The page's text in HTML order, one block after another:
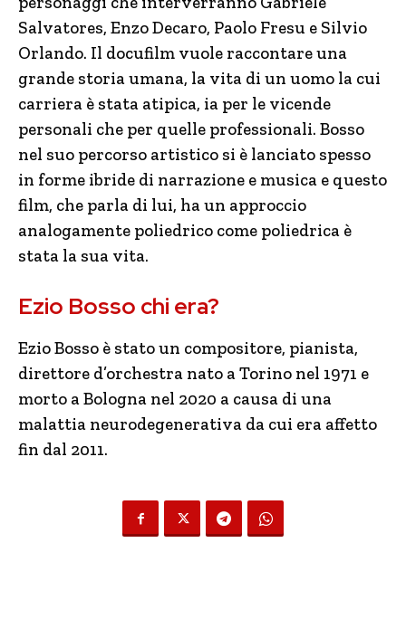
Salvatores, Enzo Decaro, Paolo Fresu e Silvio
Orlando. Il docufilm vuole raccontare una
grande storia umana, la vita di un uomo la cui
carriera è stata atipica, ia per le vicende
personali che per quelle professionali. Bosso
nel suo percorso artistico si è lanciato spesso
in forme ibride di narrazione e musica e questo
film, che parla di lui, ha un approccio
analogamente poliedrico come poliedrica è
stata la sua vita.
Ezio Bosso chi era?
Ezio Bosso è stato un compositore, pianista,
direttore d’orchestra nato a Torino nel 1971 e
morto a Bologna nel 2020 a causa di una
malattia neurodegenerativa da cui era affetto
fin dal 2011.